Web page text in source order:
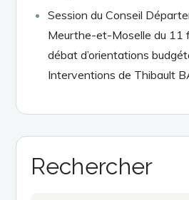
Session du Conseil
Meurthe-et-Moselle du 11
débat d’orientations
Interventions de Thibault
Rechercher